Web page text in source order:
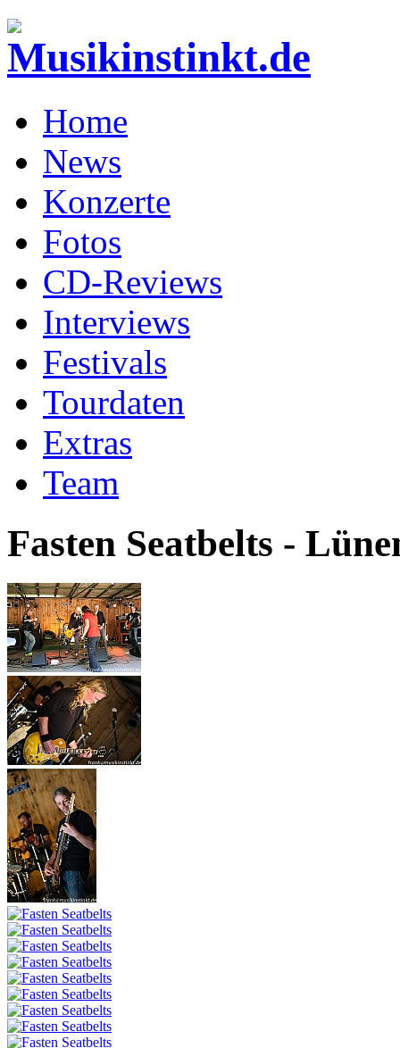
Home
News
Konzerte
Fotos
CD-Reviews
Interviews
Festivals
Tourdaten
Extras
Team
Fasten Seatbelts -